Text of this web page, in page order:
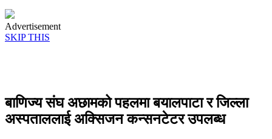
Advertisement
SKIP THIS
बाणिज्य संघ अछामको पहलमा बयालपाटा र जिल्ला
अस्पताललाई अक्सिजन कन्सनटेटर उपलब्ध